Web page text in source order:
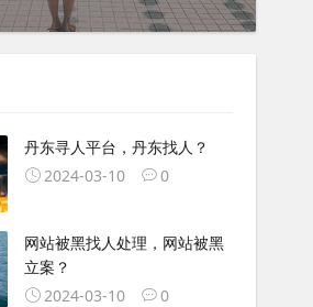
丹东寻人平台，丹东找人？
2024-03-10
0
网站被黑找人处理，网站被黑
立案？
2024-03-10
0